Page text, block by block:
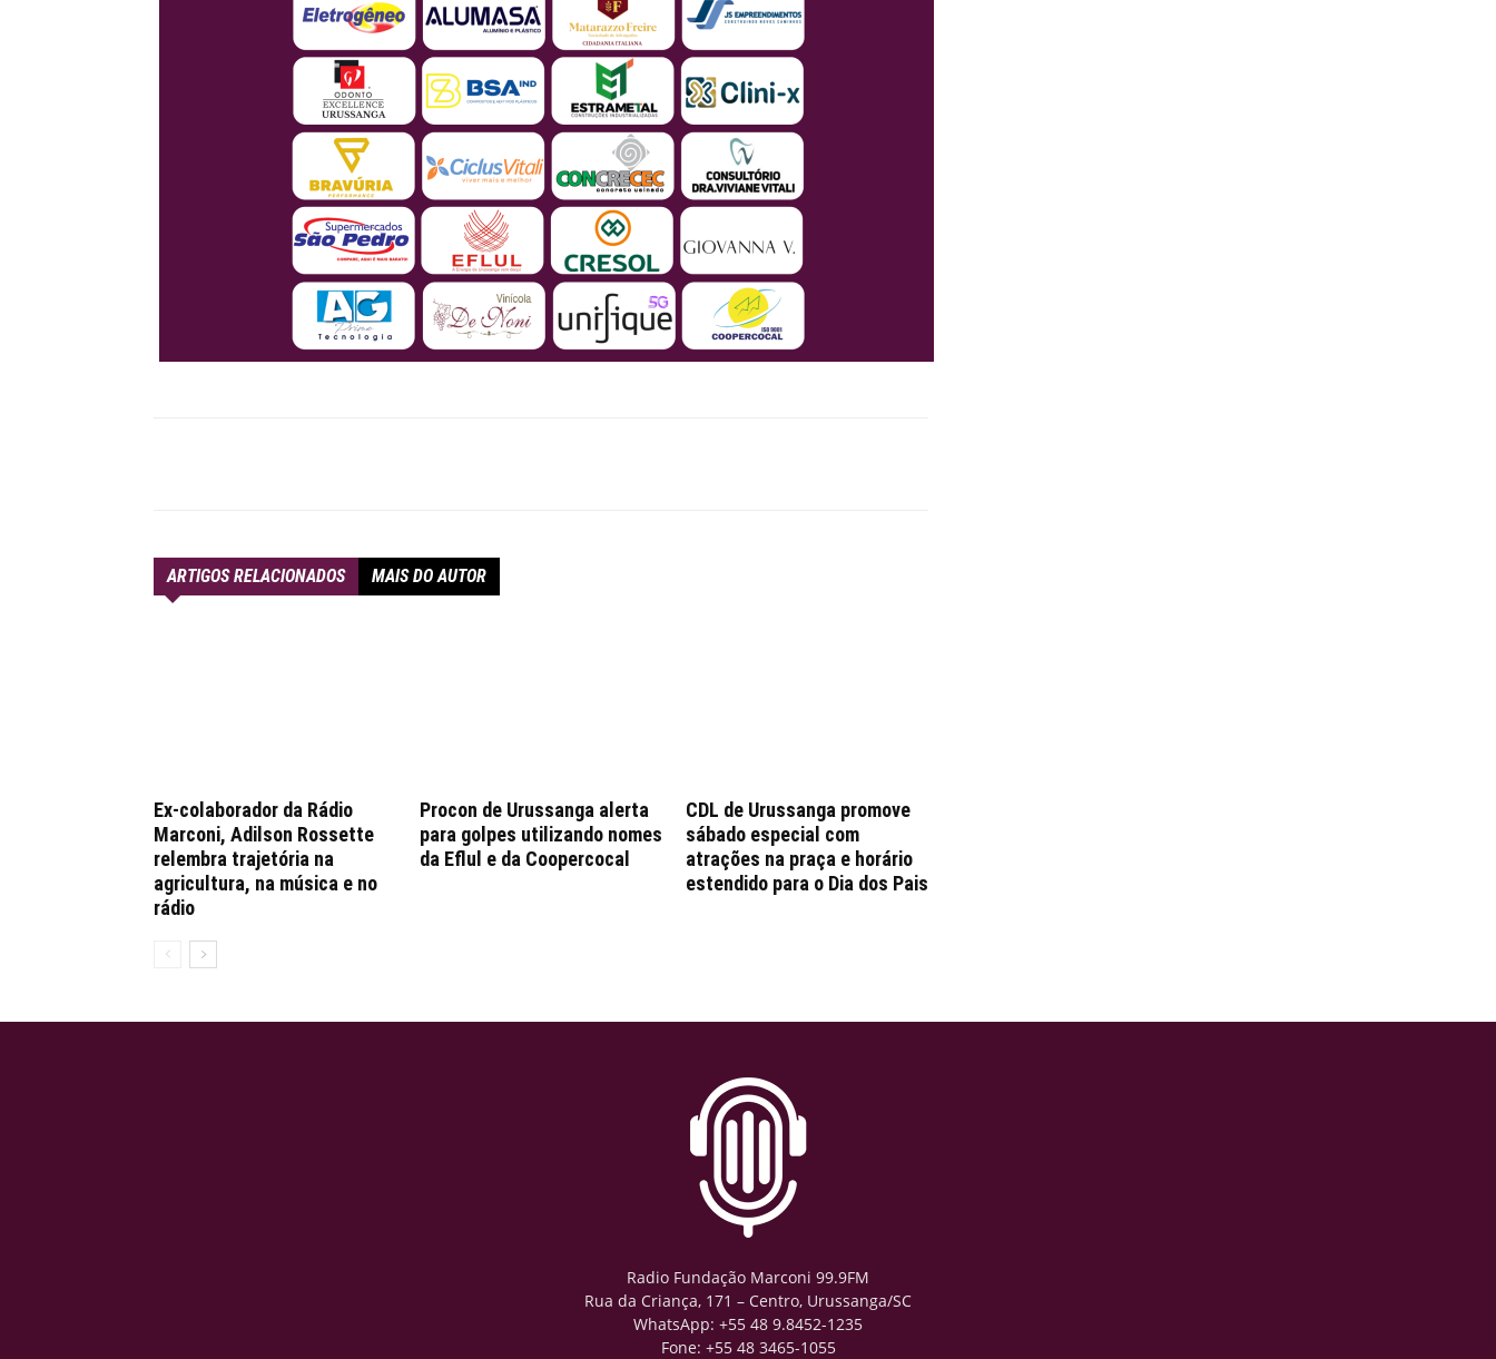
ARTIGOS RELACIONADOS MAIS DO AUTOR
Ex-colaborador da Rádio
Marconi, Adilson Rossette
relembra trajetória na
agricultura, na música e no
rádio
Procon de Urussanga alerta
para golpes utilizando nomes
da Eflul e da Coopercocal
CDL de Urussanga promove
sábado especial com
atrações na praça e horário
estendido para o Dia dos Pais
Radio Fundação Marconi 99.9FM
Rua da Criança, 171 – Centro, Urussanga/SC
WhatsApp: +55 48 9.8452-1235
Fone: +55 48 3465-1055